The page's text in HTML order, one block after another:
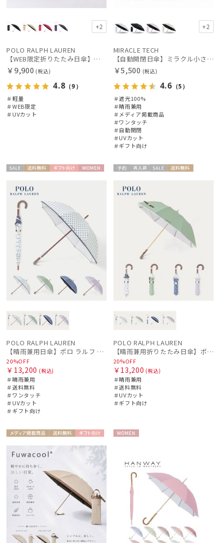
+2
POLO RALPH LAUREN
【WEB限定折りたたみ日傘】ポロ ラルフ ローレン(POLO RALPH LAUREN)ワンポイントポロ刺繍×サコッシュ 遮光100% UV100%
￥9,900 (税込)
4.8 （9）
＃軽量
＃WEB限定
＃UVカット
+2
MIRACLE TECH
【自動開閉日傘】ミラクル小さい傘 ミラクルテックプロ (MIRACLE TECH Pro) 晴雨兼用 遮光100 ワンタッチ開閉
￥5,500 (税込)
4.6 （5）
＃遮光100%
＃晴雨兼用
＃メディア掲載商品
＃ワンタッチ
＃自動開閉
＃UVカット
＃ギフト向け
料
POLO RALPH LAUREN
【晴雨兼用日傘】ポロ ラルフ ローレン (POLO RALPH LAUREN) WoodBloac Flower 遮光 UV 遮熱
20%OFF
￥13,200 (税込)
＃晴雨兼用
＃送料無料
＃ワンタッチ
＃UVカット
＃ギフト向け
荷
ギフト
向け
N
POLO RALPH LAUREN
【晴雨兼用折りたたみ日傘】ポロ ラルフ ローレン (POLO RALPH LAUREN) WoodBloac Flower 遮光 UV 遮熱
20%OFF
￥13,200 (税込)
＃晴雨兼用
＃送料無料
＃UVカット
＃ギフト向け
載商品
料
向け